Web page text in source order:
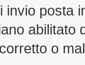
invio posta
abilitato
o